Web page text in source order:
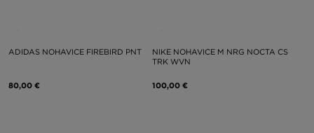
ADIDAS NOHAVICE FIREBIRD PNT
80,00 €
NIKE NOHAVICE M NRG NOCTA CS
TRK WVN
100,00 €